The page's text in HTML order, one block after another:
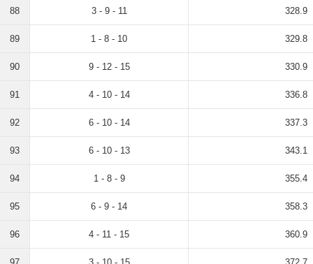
88 3 - 9 - 11 328.9
89 1 - 8 - 10 329.8
90 9 - 12 - 15 330.9
91 4 - 10 - 14 336.8
92 6 - 10 - 14 337.3
93 6 - 10 - 13 343.1
94 1 - 8 - 9 355.4
95 6 - 9 - 14 358.3
96 4 - 11 - 15 360.9